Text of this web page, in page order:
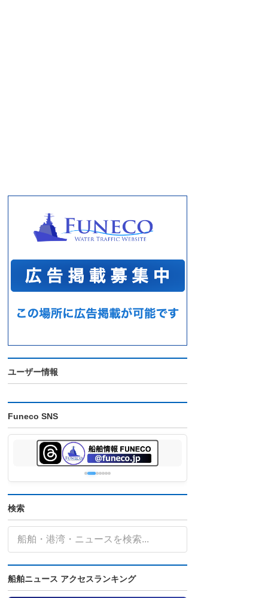
ユーザー情報
Funeco SNS
検索
船舶ニュース アクセスランキング